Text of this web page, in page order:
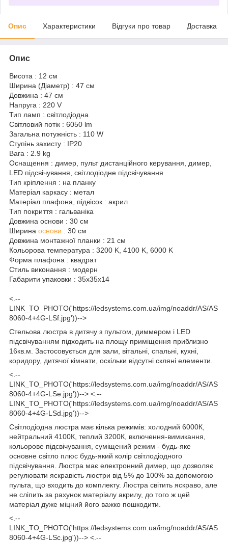
Опис Характеристики Відгуки про товар Доставка
Опис
Висота : 12 см
Ширина (Діаметр) : 47 см
Довжина : 47 см
Напруга : 220 V
Тип ламп : світлодіодна
Світловий потік : 6050 lm
Загальна потужність : 110 W
Ступінь захисту : IP20
Вага : 2.9 kg
Оснащення : димер, пульт дистанційного керування, димер,
LED підсвічування, світлодіодне підсвічування
Тип кріплення : на планку
Матеріал каркасу : метал
Матеріал плафона, підвісок : акрил
Тип покриття : гальваніка
Довжина основи : 30 см
Ширина основи : 30 см
Довжина монтажної планки : 21 см
Кольорова температура : 3200 K, 4100 K, 6000 K
Форма плафона : квадрат
Стиль виконання : модерн
Габарити упаковки : 35x35x14
<.--
LINK_TO_PHOTO('https://ledsystems.com.ua/img/noaddr/AS/AS
8060-4+4G-LSf.jpg'))-->
Стельова люстра в дитячу з пультом, диммером і LED
підсвічуванням підходить на площу приміщення приблизно
16кв.м. Застосовується для зали, вітальні, спальні, кухні,
коридору, дитячої кімнати, оскільки відсутні скляні елементи.
<.--
LINK_TO_PHOTO('https://ledsystems.com.ua/img/noaddr/AS/AS
8060-4+4G-LSe.jpg'))--> <.--
LINK_TO_PHOTO('https://ledsystems.com.ua/img/noaddr/AS/AS
8060-4+4G-LSd.jpg'))-->
Світлодіодна люстра має кілька режимів: холодний 6000К,
нейтральний 4100К, теплий 3200К, включення-вимикання,
кольорове підсвічування, суміщений режим - будь-яке
основне світло плюс будь-який колір світлодіодного
підсвічування. Люстра має електронний димер, що дозволяє
регулювати яскравість люстри від 5% до 100% за допомогою
пульта, що входить до комплекту. Люстра світить яскраво, але
не сліпить за рахунок матеріалу акрилу, до того ж цей
матеріал дуже міцний його важко пошкодити.
<.--
LINK_TO_PHOTO('https://ledsystems.com.ua/img/noaddr/AS/AS
8060-4+4G-LSc.jpg'))--> <.--